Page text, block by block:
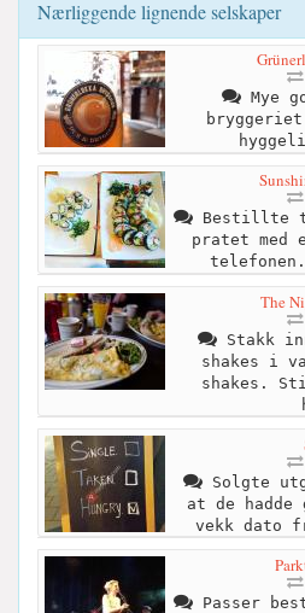
Nærliggende lignende selskaper
Mye
bryggeriet
Bestillte
pratet med
The
Stakk
shakes i
shakes.
Solgte
at de
vekk dato
Passer